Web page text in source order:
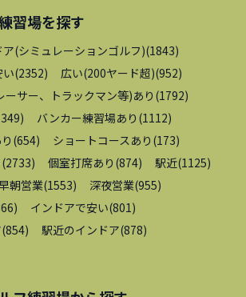
習場を探す
ア(シミュレーションゴルフ)(1843)
い(2352) 広い(200ヤード超)(952)
ーサー、トラックマン等)あり (1792)
) バンカー練習場あり (1112)
(654) ショートコースあり (173)
(2733) 個室打席あり (874) 駅近(1125)
朝営業(1553) 深夜営業(955)
) インドアで安い(801 )
(854) 駅近のインドア(878)